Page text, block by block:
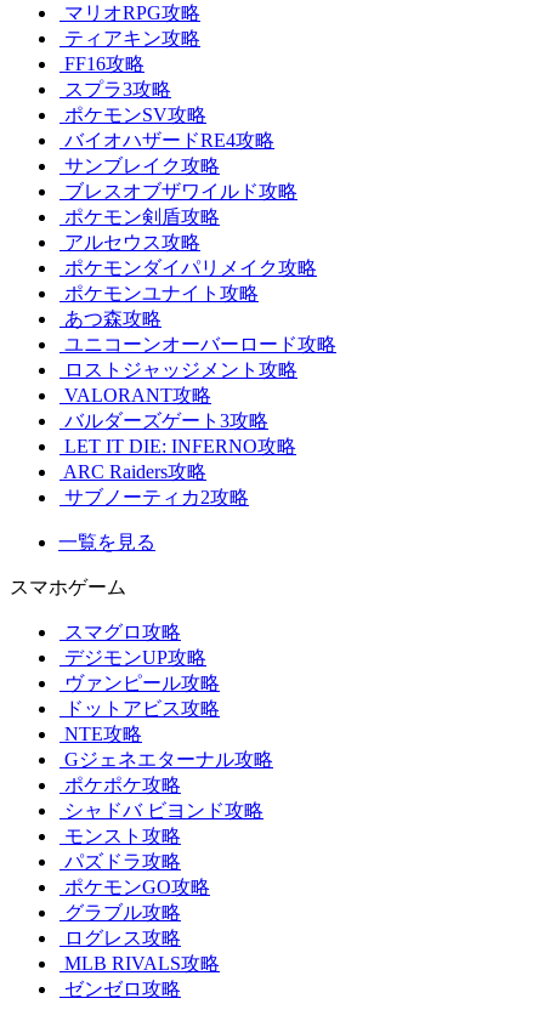
マリオRPG攻略
ティアキン攻略
FF16攻略
スプラ3攻略
ポケモンSV攻略
バイオハザードRE4攻略
サンブレイク攻略
ブレスオブザワイルド攻略
ポケモン剣盾攻略
アルセウス攻略
ポケモンダイパリメイク攻略
ポケモンユナイト攻略
あつ森攻略
ユニコーンオーバーロード攻略
ロストジャッジメント攻略
VALORANT攻略
バルダーズゲート3攻略
LET IT DIE: INFERNO攻略
ARC Raiders攻略
サブノーティカ2攻略
一覧を見る
スマホゲーム
スマグロ攻略
デジモンUP攻略
ヴァンピール攻略
ドットアビス攻略
NTE攻略
Gジェネエターナル攻略
ポケポケ攻略
シャドバ ビヨンド攻略
モンスト攻略
パズドラ攻略
ポケモンGO攻略
グラブル攻略
ログレス攻略
MLB RIVALS攻略
ゼンゼロ攻略